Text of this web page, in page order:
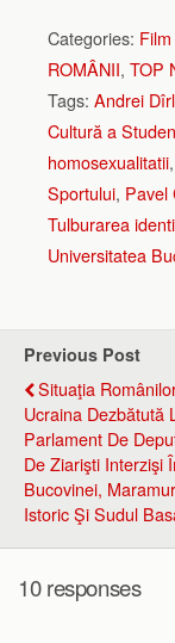
Categories:
ROMÂNII, TOP
Tags: Andrei
Cultură a
homosexualitatii,
Sportului, Pavel
Tulburarea
Universitatea
Previous Post
Situaţia
Ucraina Dezbătută
Parlament De
De Ziarişti Interzişi
Bucovinei,
Istoric Şi Sudul
10 responses